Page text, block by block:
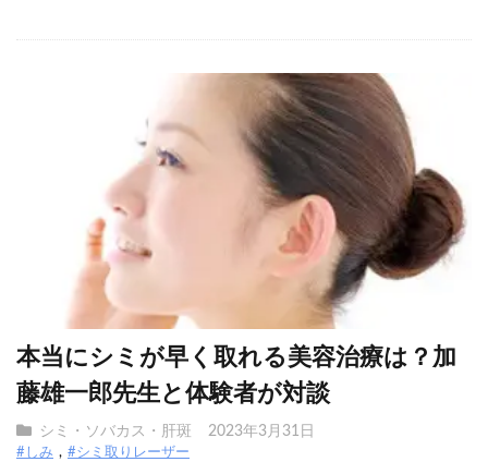
本当にシミが早く取れる美容治療は？加
藤雄一郎先生と体験者が対談
シミ・ソバカス・肝斑 2023年3月31日
#しみ #シミ取りレーザー